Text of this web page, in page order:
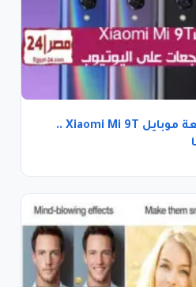
سعر ومواصفات ومراجعة موبايل Xiaomi Mi 9T ..